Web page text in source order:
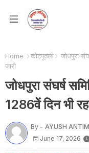
Home कोटपूतली
जोधपुरा
जारी
जोधपुरा संघर्ष
1286वें दिन भी
By - AYUSH
June 17, 2026